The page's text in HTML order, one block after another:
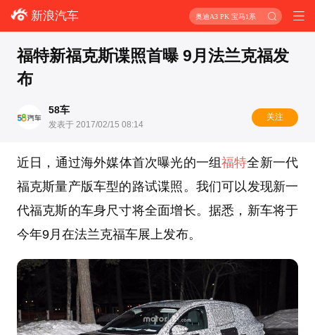
新浪汽车 奥迪A3 PK 宝马1系
福特新福克斯谍照首曝 9月法兰克福发
布
58车
发表于 2017/02/15 08:14
关注
近日，通过海外媒体首次曝光的一组福特全新一代
福克斯量产版车型的路试谍照。我们可以发现新一
代福克斯的车身尺寸将全面增长。据悉，新车将于
今年9月在法兰克福车展上发布。